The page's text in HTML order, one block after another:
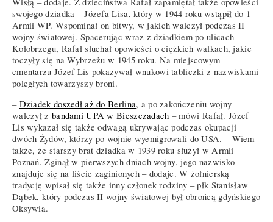
Wisłą – dodaje. Z dzieciństwa Rafał zapamiętał także opowieści
swojego dziadka – Józefa Lisa, który w 1944 roku wstąpił do 1
Armii WP. Wspominał on bitwy, w jakich walczył podczas II
wojny światowej. Spacerując wraz z dziadkiem po ulicach
Kołobrzegu, Rafał słuchał opowieści o ciężkich walkach, jakie
toczyły się na Wybrzeżu w 1945 roku. Na miejscowym
cmentarzu Józef Lis pokazywał wnukowi tabliczki z nazwiskami
poległych towarzyszy broni.
– Dziadek doszedł aż do Berlina, a po zakończeniu wojny
walczył z bandami UPA w Bieszczadach – mówi Rafał. Józef
Lis wykazał się także odwagą ukrywając podczas okupacji
dwóch Żydów, którzy po wojnie wyemigrowali do USA. – Wiem
także, że starszy brat dziadka w 1939 roku służył w Armii
Poznań. Zginął w pierwszych dniach wojny, jego nazwisko
znajduje się na liście zaginionych – dodaje. W żołnierską
tradycję wpisał się także inny członek rodziny – płk Stanisław
Dąbek, który podczas II wojny światowej był obrońcą gdyńskiego
Oksywia.